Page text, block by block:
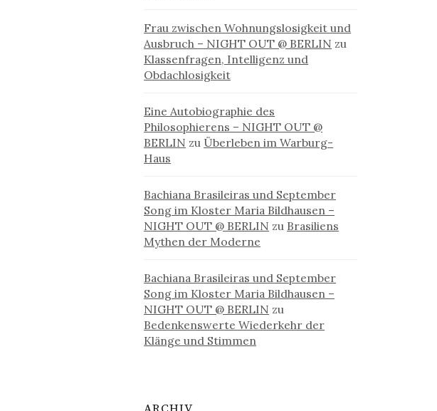
Frau zwischen Wohnungslosigkeit und
Ausbruch – NIGHT OUT @ BERLIN zu
Klassenfragen, Intelligenz und
Obdachlosigkeit
Eine Autobiographie des
Philosophierens – NIGHT OUT @
BERLIN zu Überleben im Warburg-
Haus
Bachiana Brasileiras und September
Song im Kloster Maria Bildhausen –
NIGHT OUT @ BERLIN zu Brasiliens
Mythen der Moderne
Bachiana Brasileiras und September
Song im Kloster Maria Bildhausen –
NIGHT OUT @ BERLIN zu
Bedenkenswerte Wiederkehr der
Klänge und Stimmen